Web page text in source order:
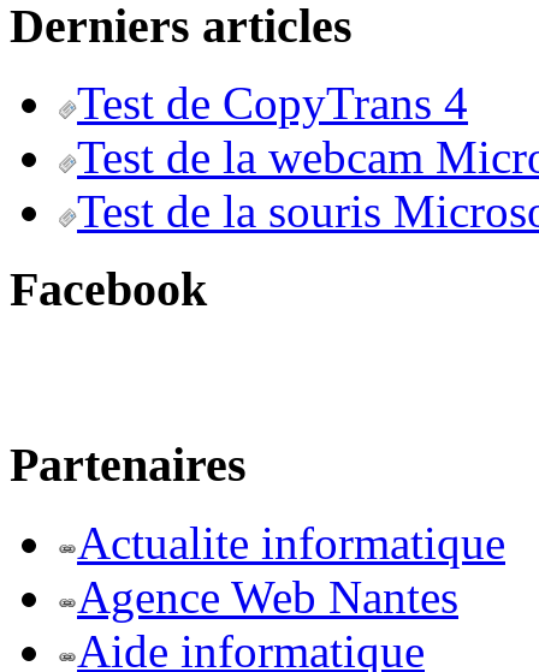
Derniers articles
Test de CopyTrans 4
Test de la webcam
Test de la souris
Facebook
Partenaires
Actualite informatique
Agence Web Nantes
Aide informatique